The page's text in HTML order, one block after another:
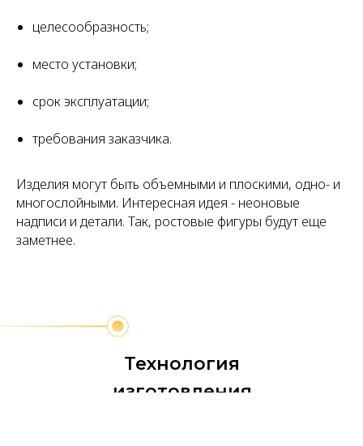
целесообразность;
место установки;
срок эксплуатации;
требования заказчика.
Изделия могут быть объемными и плоскими, одно- и
многослойными. Интересная идея - неоновые
надписи и детали. Так, ростовые фигуры будут еще
заметнее.
Технология
изготовления